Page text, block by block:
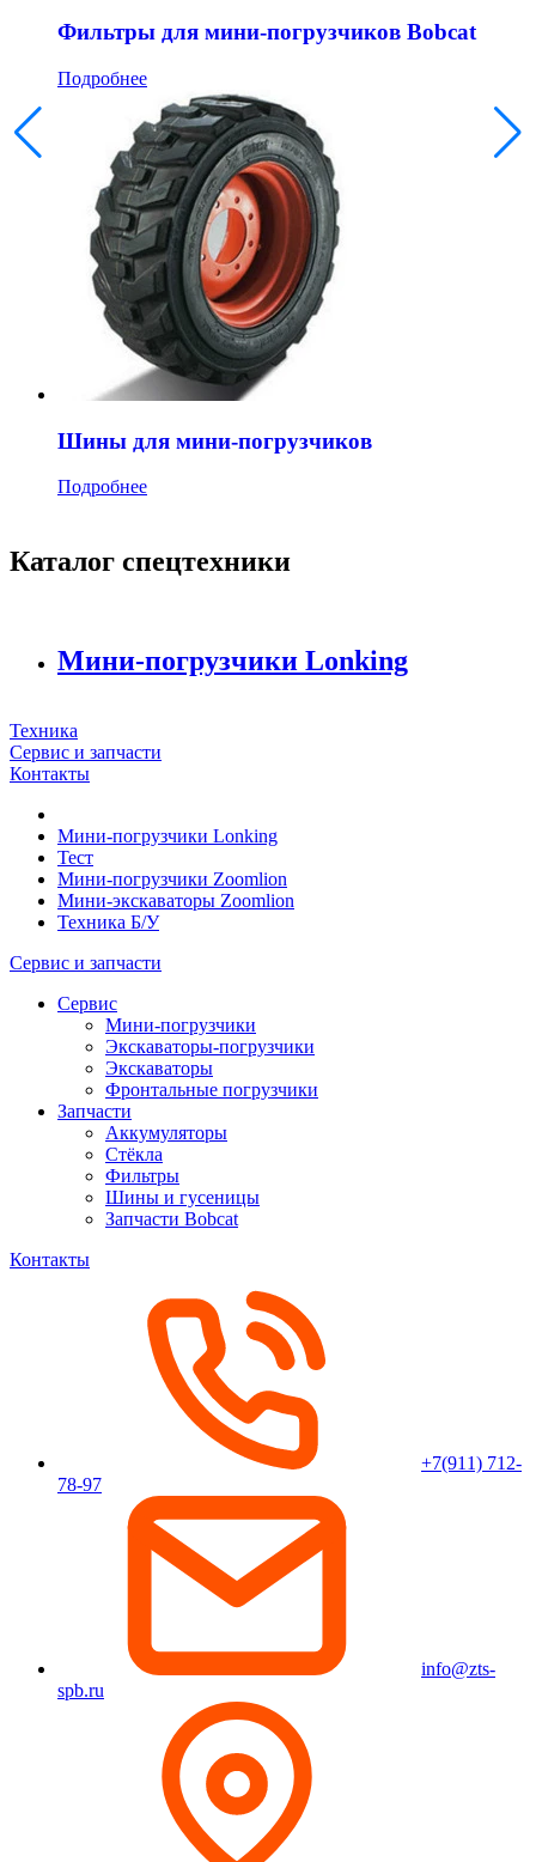
Фильтры для мини-погрузчиков Bobcat
Подробнее
Шины для мини-погрузчиков
Подробнее
Каталог спецтехники
Мини-погрузчики Lonking
Техника
Сервис и запчасти
Контакты
Мини-погрузчики Lonking
Тест
Мини-погрузчики Zoomlion
Мини-экскаваторы Zoomlion
Техника Б/У
Сервис и запчасти
Сервис
Мини-погрузчики
Экскаваторы-погрузчики
Экскаваторы
Фронтальные погрузчики
Запчасти
Аккумуляторы
Стёкла
Фильтры
Шины и гусеницы
Запчасти Bobcat
Контакты
+7(911) 712-
78-97
info@zts-
spb.ru